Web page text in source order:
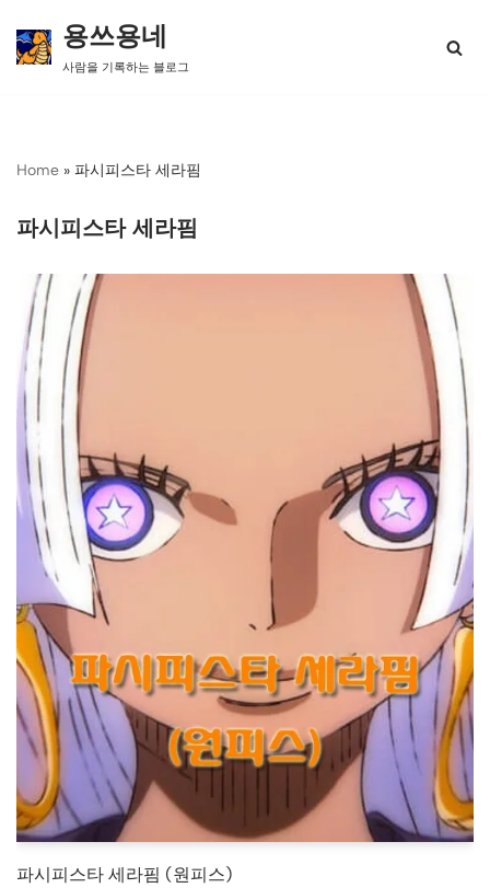
콘
너
용쓰용네
사람을 기록하는 블로그
Home » 파시피스타 세라핌
파시피스타 세라핌
파시피스타 세라핌 (원피스)